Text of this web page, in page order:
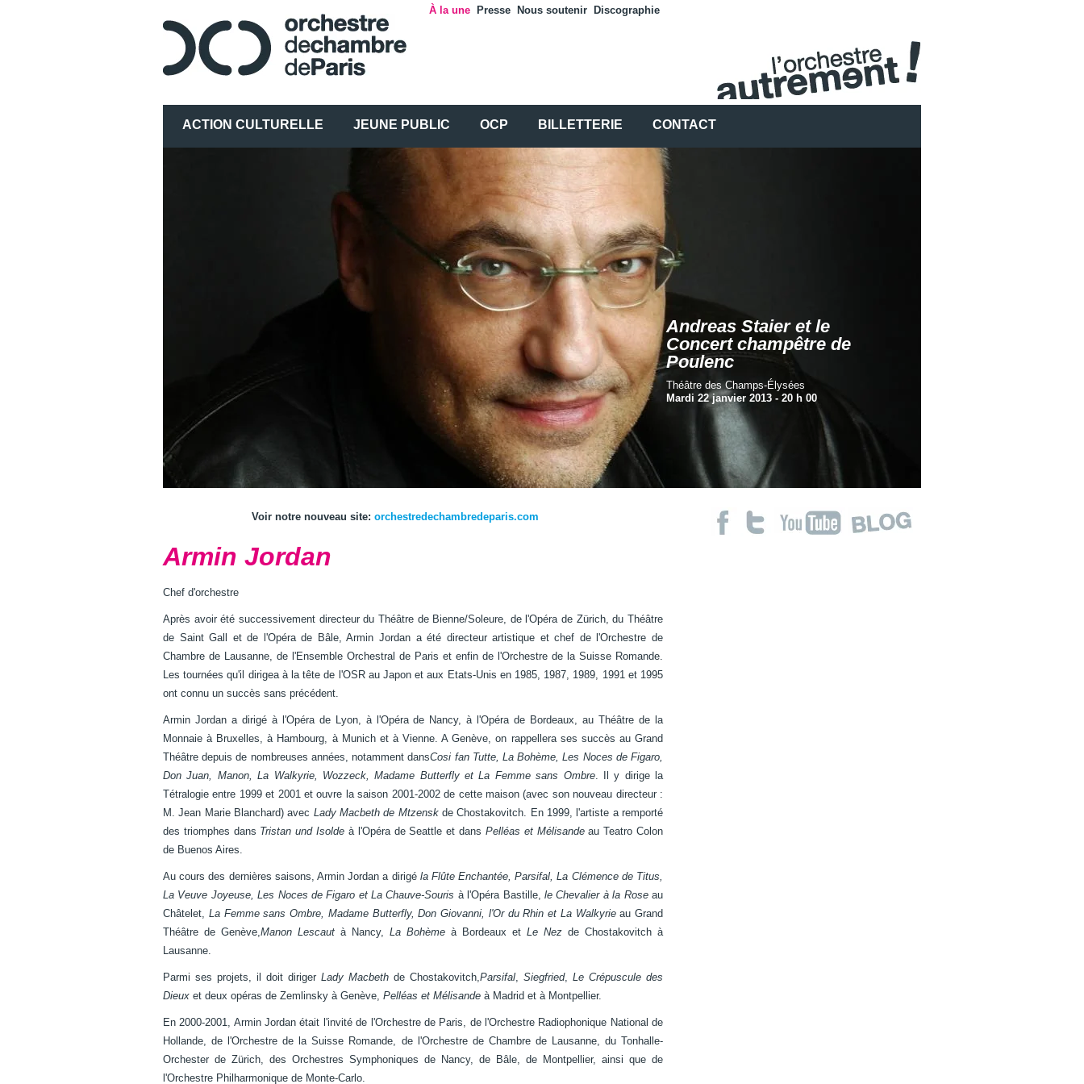
À la une Presse Nous soutenir Discographie
ACTION CULTURELLE JEUNE PUBLIC OCP BILLETTERIE CONTACT
Andreas Staier et le
Concert champêtre de
Poulenc
Théâtre des Champs-Élysées
Mardi 22 janvier 2013 - 20 h 00
Voir notre nouveau site: orchestredechambredeparis.com
Armin Jordan
Chef d'orchestre
Après avoir été successivement directeur du Théâtre de Bienne/Soleure, de l'Opéra de Zürich, du Théâtre
de Saint Gall et de l'Opéra de Bâle, Armin Jordan a été directeur artistique et chef de l'Orchestre de
Chambre de Lausanne, de l'Ensemble Orchestral de Paris et enfin de l'Orchestre de la Suisse Romande.
Les tournées qu'il dirigea à la tête de l'OSR au Japon et aux Etats-Unis en 1985, 1987, 1989, 1991 et 1995
ont connu un succès sans précédent.
Armin Jordan a dirigé à l'Opéra de Lyon, à l'Opéra de Nancy, à l'Opéra de Bordeaux, au Théâtre de la
Monnaie à Bruxelles, à Hambourg, à Munich et à Vienne. A Genève, on rappellera ses succès au Grand
Théâtre depuis de nombreuses années, notamment dansCosi fan Tutte, La Bohème, Les Noces de Figaro,
Don Juan, Manon, La Walkyrie, Wozzeck, Madame Butterfly et La Femme sans Ombre. Il y dirige la
Tétralogie entre 1999 et 2001 et ouvre la saison 2001-2002 de cette maison (avec son nouveau directeur :
M. Jean Marie Blanchard) avec Lady Macbeth de Mtzenskde Chostakovitch. En 1999, l'artiste a remporté
des triomphes dans Tristan und Isolde à l'Opéra de Seattle et dans Pelléas et Mélisandeau Teatro Colon
de Buenos Aires.
Au cours des dernières saisons, Armin Jordan a dirigé la Flûte Enchantée, Parsifal, La Clémence de Titus,
La Veuve Joyeuse, Les Noces de Figaro et La Chauve-Souris à l'Opéra Bastille,le Chevalier à la Roseau
Châtelet, La Femme sans Ombre, Madame Butterfly, Don Giovanni, l'Or du Rhin et La Walkyrieau Grand
Théâtre de Genève,Manon Lescaut à Nancy, La Bohème à Bordeaux et Le Nez de Chostakovitch à
Lausanne.
Parmi ses projets, il doit diriger Lady Macbeth de Chostakovitch,Parsifal, Siegfried, Le Crépuscule des
Dieux et deux opéras de Zemlinsky à Genève, Pelléas et Mélisande à Madrid et à Montpellier.
En 2000-2001, Armin Jordan était l'invité de l'Orchestre de Paris, de l'Orchestre Radiophonique National de
Hollande, de l'Orchestre de la Suisse Romande, de l'Orchestre de Chambre de Lausanne, du Tonhalle-
Orchester de Zürich, des Orchestres Symphoniques de Nancy, de Bâle, de Montpellier, ainsi que de
l'Orchestre Philharmonique de Monte-Carlo.